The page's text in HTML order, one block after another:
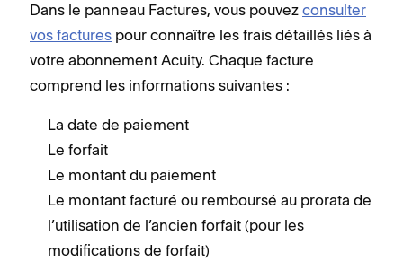
Dans le panneau Factures, vous pouvez consulter
vos factures pour connaître les frais détaillés liés à
votre abonnement Acuity. Chaque facture
comprend les informations suivantes :
La date de paiement
Le forfait
Le montant du paiement
Le montant facturé ou remboursé au prorata de
l’utilisation de l’ancien forfait (pour les
modifications de forfait)